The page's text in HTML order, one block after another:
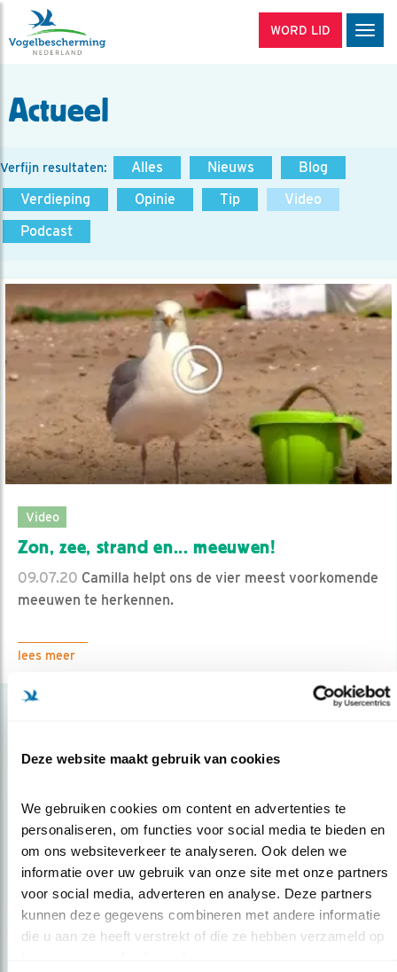
Deze website maakt gebruik van cookies
We gebruiken cookies om content en advertenties te
personaliseren, om functies voor social media te bieden en
om ons websiteverkeer te analyseren. Ook delen we
informatie over uw gebruik van onze site met onze partners
voor social media, adverteren en analyse. Deze partners
kunnen deze gegevens combineren met andere informatie
die u aan ze heeft verstrekt of die ze hebben verzameld op
WORD LID
Actueel
Verfijn resultaten: Alles Nieuws
Blog
Verdieping
Opinie Tip
Video
Podcast
Video
Zon, zee, strand en... meeuwen!
09.07.20 Camilla helpt ons de vier meest voorkomende
meeuwen te herkennen.
lees meer
Op de hoogte blijven?
over vogels en activiteiten van Vogelbescherming.
AANMELDEN VOGELNIEUWS